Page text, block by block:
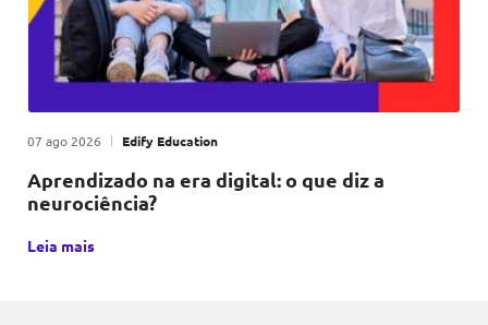
Aprendizado na era digital: o que diz a
neurociência?
Publicado em
07 ago 2026 | por
Edify Education
Leia mais